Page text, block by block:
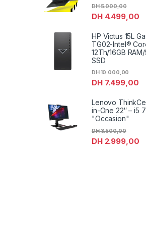
DH4.499,00
DH5.000,00
HP Victus 15L
TG02-Intel®
12Th/16GB RAM/
SSD
DH7.499,00
DH10.000,00
Lenovo
in-One 22″ – i5
"Occasion"
DH2.999,00
DH3.500,00